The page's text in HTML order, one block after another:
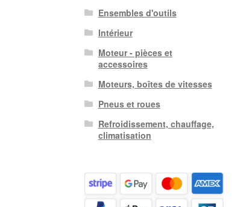
Ensembles d'outils
Intérieur
Moteur - pièces et
accessoires
Moteurs, boîtes de vitesses
Pneus et roues
Refroidissement, chauffage,
climatisation